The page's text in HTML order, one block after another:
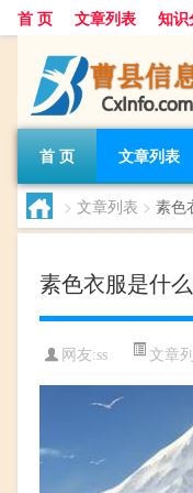
首 页 文章列表 知识
首 页 文章列表
> 文章列表 > 素色
素色衣服是什
网友:ss 文章